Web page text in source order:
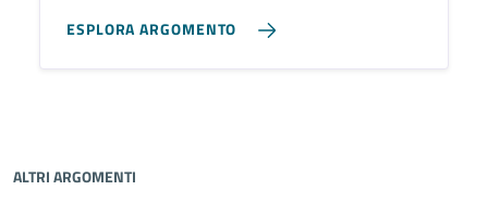
ESPLORA ARGOMENTO
ALTRI ARGOMENTI